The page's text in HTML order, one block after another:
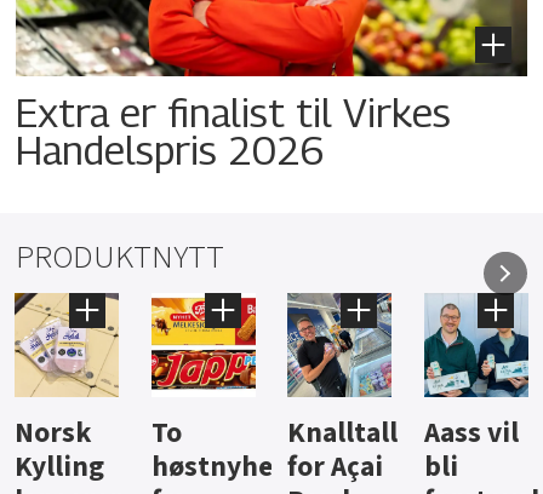
Extra er finalist til Virkes
Handelspris 2026
PRODUKTNYTT
Knalltall
for Açai
Aass vil
bli
Brus og
jus fra
Hard
iste fra